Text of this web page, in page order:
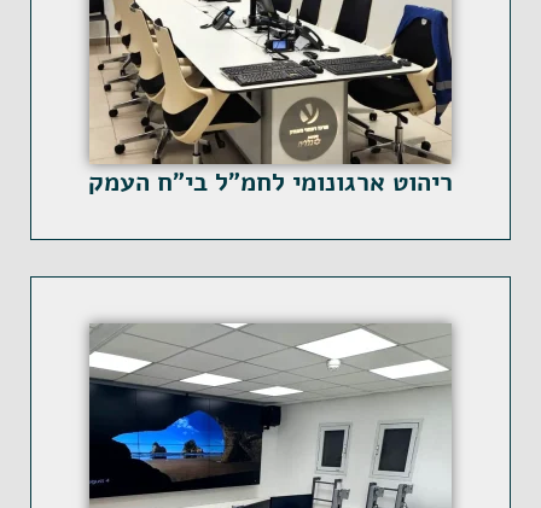
ריהוט ארגונומי לחמ"ל בי"ח העמק